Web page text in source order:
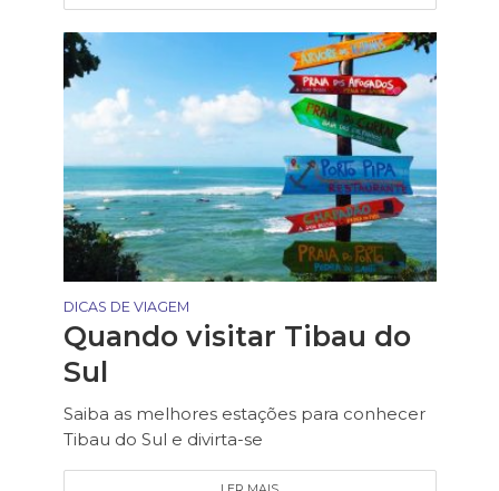
DICAS DE VIAGEM
Quando visitar Tibau do
Sul
Saiba as melhores estações para conhecer
Tibau do Sul e divirta-se